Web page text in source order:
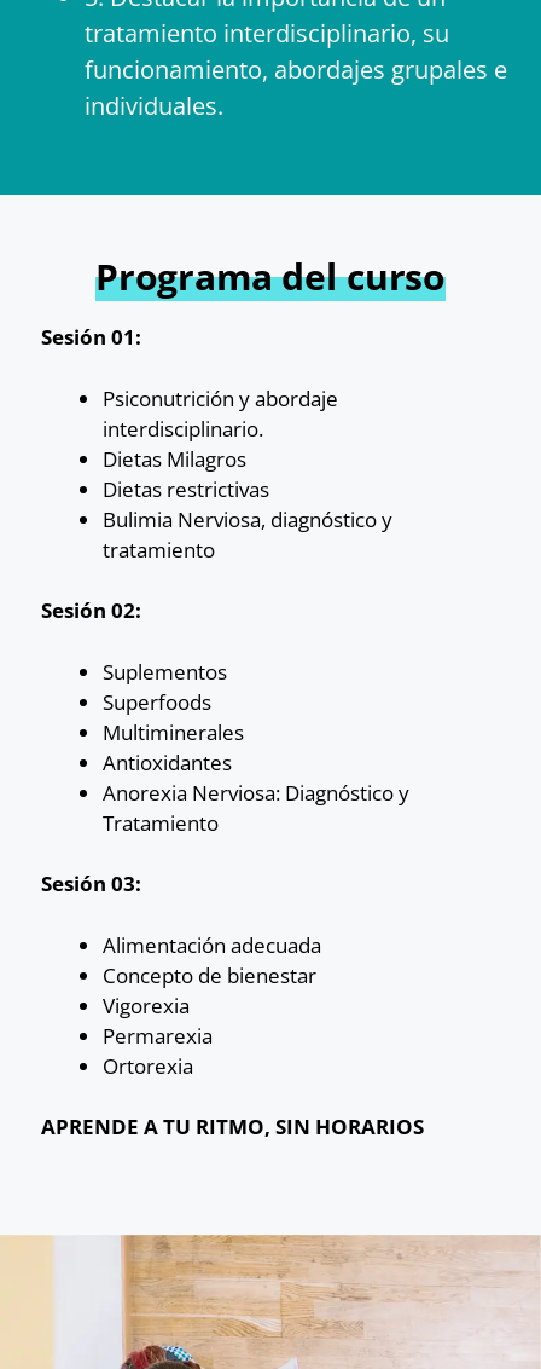
tratamiento interdisciplinario, su
funcionamiento, abordajes grupales e
individuales.
Programa del curso
Sesión 01:
Psiconutrición y abordaje
interdisciplinario.
Dietas Milagros
Dietas restrictivas
Bulimia Nerviosa, diagnóstico y
tratamiento
Sesión 02:
Suplementos
Superfoods
Multiminerales
Antioxidantes
Anorexia Nerviosa: Diagnóstico y
Tratamiento
Sesión 03:
Alimentación adecuada
Concepto de bienestar
Vigorexia
Permarexia
Ortorexia
APRENDE A TU RITMO, SIN HORARIOS